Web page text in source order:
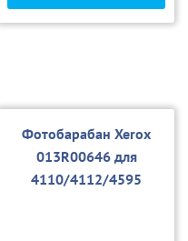
Фотобарабан Xerox
013R00646 для
4110/4112/4595